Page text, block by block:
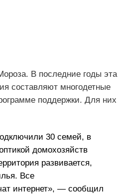
В последние годы эта
составляют многодетные
поддержки. Для них
30 семей, в
домохозяйств
развивается,
Все
интернет», — сообщил